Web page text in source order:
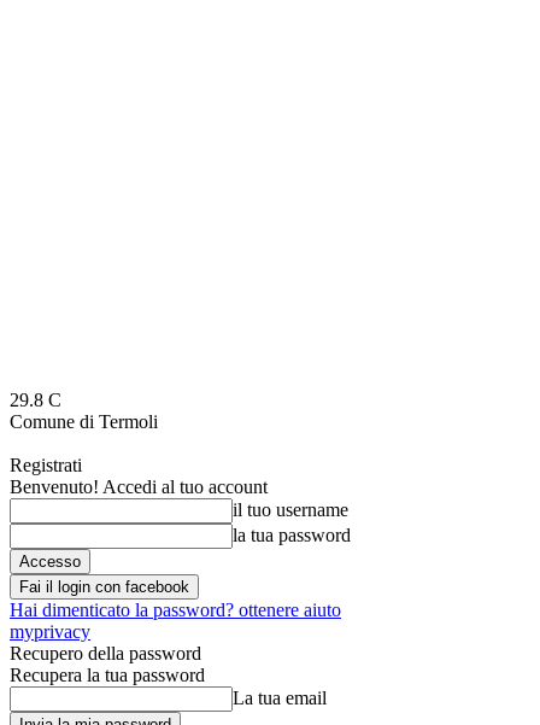
29.8 C
Comune di Termoli
Registrati
Benvenuto! Accedi al tuo account
il tuo username
la tua password
Fai il login con facebook
Hai dimenticato la password? ottenere aiuto
myprivacy
Recupero della password
Recupera la tua password
La tua email